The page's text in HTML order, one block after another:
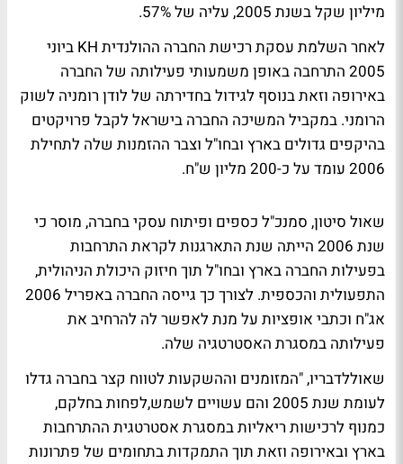
מיליון שקל בשנת 2005, עליה של 57%.
לאחר השלמת עסקת רכישת החברה ההולנדית KH ביוני
2005 התרחבה באופן משמעותי פעילותה של החברה
באירופה וזאת בנוסף לגידול בחדירתה של לודן רומניה לשוק
הרומני. במקביל המשיכה החברה בישראל לקבל פרויקטים
בהיקפים גדולים בארץ ובחו"ל וצבר ההזמנות שלה לתחילת
2006 עומד על כ-200 מליון ש"ח.
שאול סיטון, סמנכ"ל כספים ופיתוח עסקי בחברה, מוסר כי
שנת 2006 הייתה שנת התארגנות לקראת התרחבות
בפעילות החברה בארץ ובחו"ל תוך חיזוק היכולת הניהולית,
התפעולית והכספית. לצורך כך גייסה החברה באפריל 2006
אג"ח וכתבי אופציות על מנת לאפשר לה להרחיב את
פעילותה במסגרת האסטרטגיה שלה.
שאוללדבריו, "המזומנים וההשקעות לטווח קצר בחברה גדלו
לעומת שנת 2005 והם עשויים לשמש,לפחות בחלקם,
כמנוף לרכישות ריאליות במסגרת אסטרטגית ההתרחבות
בארץ ובאירופה וזאת תוך התמקדות בתחומים של פתרונות